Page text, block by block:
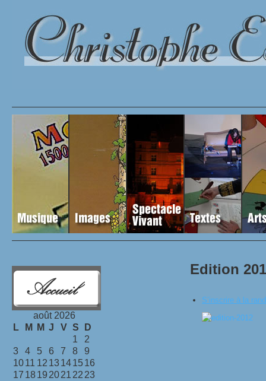
Edition
S’inscrire à la
août 2026
L
M M J V S
D
1
2
3
4 5 6 7 8
9
1011 12 13141516
17 1819 2021 22 23